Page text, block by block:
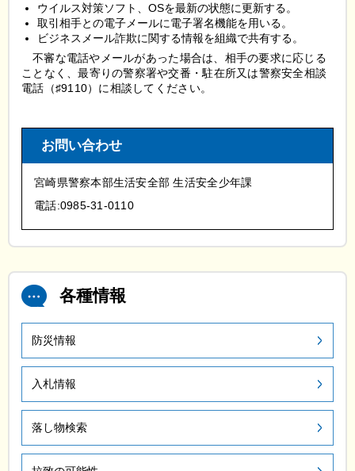
ウイルス対策ソフト、OSを最新の状態に更新する。
取引相手との電子メールに電子署名機能を用いる。
ビジネスメール詐欺に関する情報を組織で共有する。
不審な電話やメールがあった場合は、相手の要求に応じる
ことなく、最寄りの警察署や交番・駐在所又は警察安全相談
電話（♯9110）に相談してください。
お問い合わせ
宮崎県警察本部生活安全部 生活安全少年課
電話:0985-31-0110
各種情報
防災情報
入札情報
落し物検索